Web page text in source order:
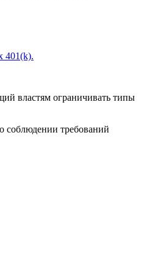
401(k).
властям ограничивать типы
соблюдении требований